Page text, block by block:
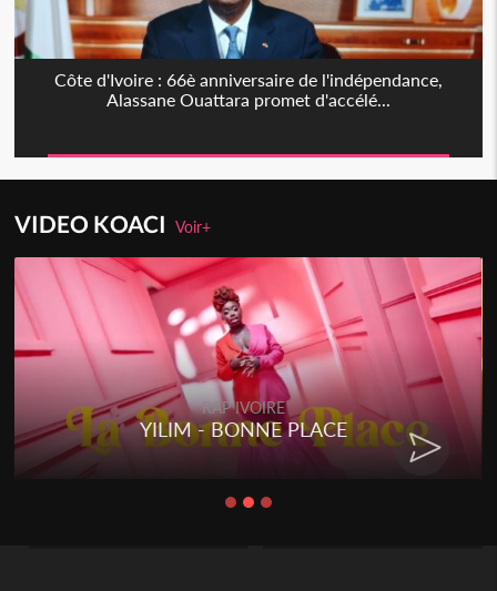
Côte d'Ivoire : 66è anniversaire de l'indépendance,
Alassane Ouattara promet d'accélé...
VIDEO KOACIVoir+
RAP IVOIRE
YILIM - BONNE PLACE